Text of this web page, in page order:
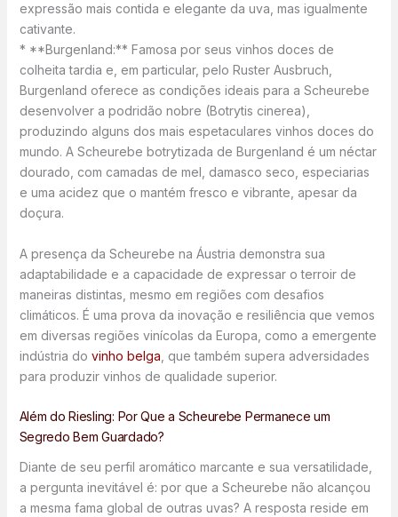
expressão mais contida e elegante da uva, mas igualmente
cativante.
* **Burgenland:** Famosa por seus vinhos doces de
colheita tardia e, em particular, pelo Ruster Ausbruch,
Burgenland oferece as condições ideais para a Scheurebe
desenvolver a podridão nobre (Botrytis cinerea),
produzindo alguns dos mais espetaculares vinhos doces do
mundo. A Scheurebe botrytizada de Burgenland é um néctar
dourado, com camadas de mel, damasco seco, especiarias
e uma acidez que o mantém fresco e vibrante, apesar da
doçura.
A presença da Scheurebe na Áustria demonstra sua
adaptabilidade e a capacidade de expressar o terroir de
maneiras distintas, mesmo em regiões com desafios
climáticos. É uma prova da inovação e resiliência que vemos
em diversas regiões vinícolas da Europa, como a emergente
indústria do vinho belga , que também supera adversidades
para produzir vinhos de qualidade superior.
Além do Riesling: Por Que a Scheurebe Permanece um
Segredo Bem Guardado?
Diante de seu perfil aromático marcante e sua versatilidade,
a pergunta inevitável é: por que a Scheurebe não alcançou
a mesma fama global de outras uvas? A resposta reside em